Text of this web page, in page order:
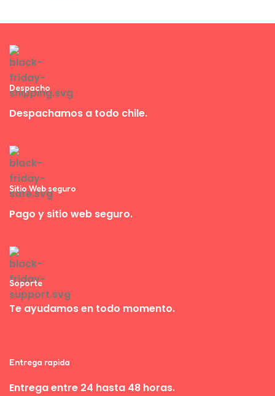
Despacho
Despachamos a todo chile.
Sitio Web seguro
Pago y sitio web seguro.
Soporte
Te ayudamos en todo momento.
Entrega rapida
Entrega entre 24 hasta 48 horas.